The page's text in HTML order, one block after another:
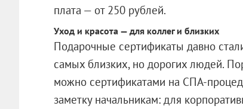
плата — от 250 рублей.
Уход и красота — для коллег и близких
Подарочные сертификаты давно
самых близких, но дорогих людей.
можно сертификатами на СПА-
заметку начальникам: для